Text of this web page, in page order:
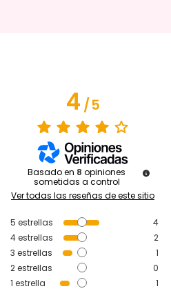
4/5
Basado en 8 opiniones
sometidas a control
Ver todas las reseñas de este sitio
5 estrellas
4
4estrellas
2
3 estrellas
1
2estrellas
0
1 estrella 1